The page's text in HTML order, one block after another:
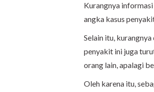
Kurangnya
angka kasus
Selain itu,
penyakit ini juga
orang lain, apalagi
Oleh karena itu,